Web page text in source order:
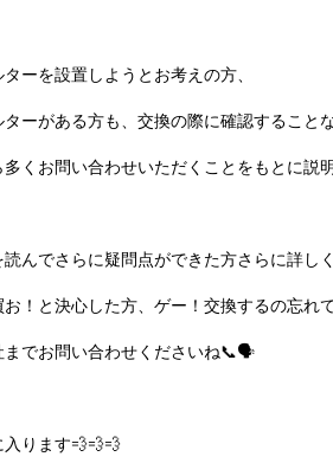
ーを設置しようとお考えの方、
ーがある方も、交換の際に確認すること
くお問い合わせいただくことをもとに説
んでさらに疑問点ができた方さらに詳し
！と決心した方、ゲー！交換するの忘れ
までお問い合わせくださいね📞🗣
ります💨💨💨